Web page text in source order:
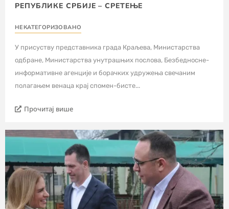
РЕПУБЛИКЕ СРБИЈЕ – СРЕТЕЊЕ
НЕКАТЕГОРИЗОВАНО
У присуству представника града Краљева, Министарства
одбране, Министарства унутрашњих послова, Безбедносне-
информативне агенције и борачких удружења свечаним
полагањем венаца крај спомен-бисте...
Прочитај више